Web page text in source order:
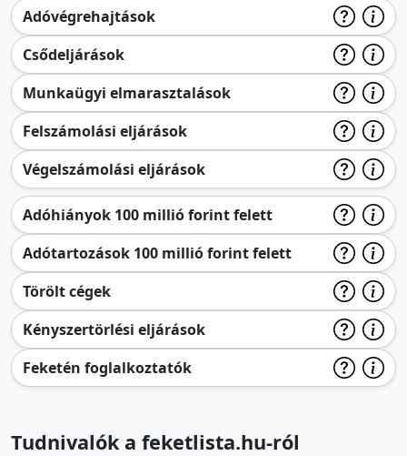
Adóvégrehajtások
Csődeljárások
Munkaügyi elmarasztalások
Felszámolási eljárások
Végelszámolási eljárások
Adóhiányok 100 millió forint felett
Adótartozások 100 millió forint felett
Törölt cégek
Kényszertörlési eljárások
Feketén foglalkoztatók
Tudnivalók a feketlista.hu-ról